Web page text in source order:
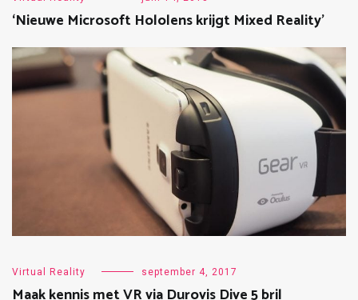
‘Nieuwe Microsoft Hololens krijgt Mixed Reality’
Virtual Reality september 4, 2017